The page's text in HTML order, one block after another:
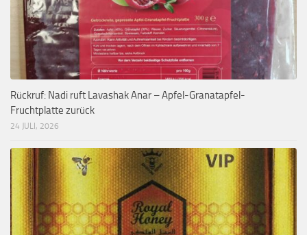
Rückruf: Nadi ruft Lavashak Anar – Apfel-Granatapfel-
Fruchtplatte zurück
24 JULI, 2026